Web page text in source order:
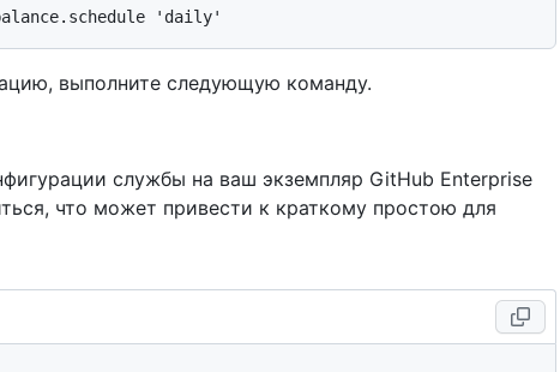
выполните следующую команду.
службы на ваш экземпляр GitHub Enterprise
что может привести к краткому простою для